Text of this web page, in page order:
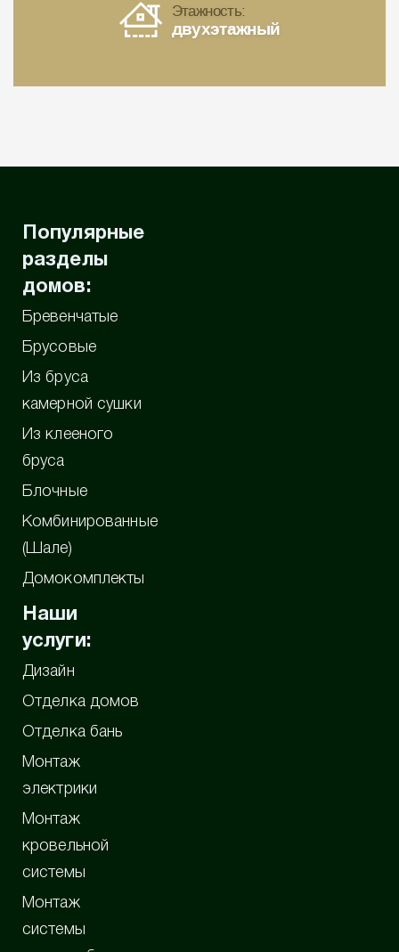
Этажность:
двухэтажный
Популярные
разделы
домов:
Бревенчатые
Брусовые
Из бруса
камерной сушки
Из клееного
бруса
Блочные
Комбинированные
(Шале)
Домокомплекты
Наши
услуги:
Дизайн
Отделка домов
Отделка бань
Монтаж
электрики
Монтаж
кровельной
системы
Монтаж
системы